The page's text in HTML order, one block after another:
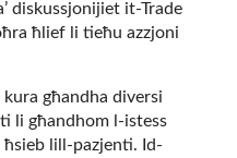
diskussjonijiet it-Trade
ħlief li tieħu azzjoni
kura għandha diversi
li għandhom l-istess
lill-pazjenti. Id-